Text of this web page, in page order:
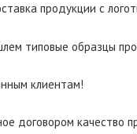
продукции с
типовые образцы
клиентам!
договором качество